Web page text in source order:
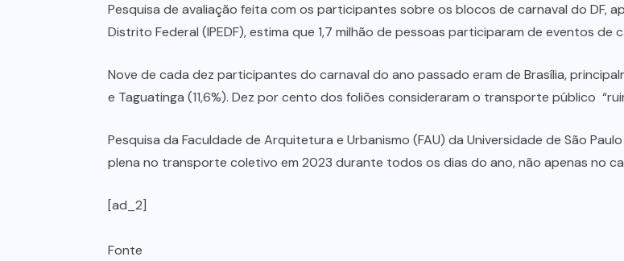
Pesquisa de avaliação feita com os participantes sobre os blocos de carnaval do DF,
Distrito Federal (IPEDF), estima que 1,7 milhão de pessoas participaram de eventos
Nove de cada dez participantes do carnaval do ano passado eram de Brasília,
e Taguatinga (11,6%). Dez por cento dos foliões consideraram o transporte público
Pesquisa da Faculdade de Arquitetura e Urbanismo (FAU) da Universidade de São
plena no transporte coletivo em 2023 durante todos os dias do ano, não apenas no
[ad_2]
Fonte